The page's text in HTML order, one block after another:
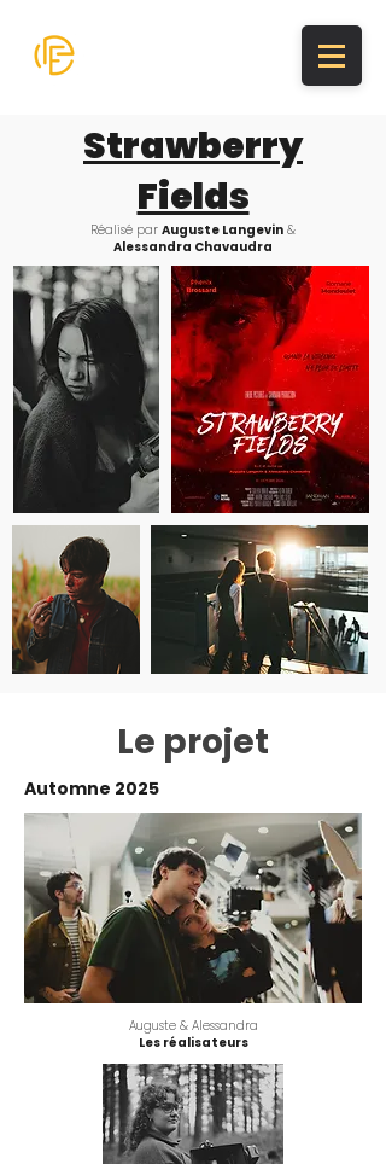
Strawberry
Fields
Réalisé par Auguste Langevin &
Alessandra Chavaudra
Le projet
Automne 2025
Auguste & Alessandra
Les réalisateurs